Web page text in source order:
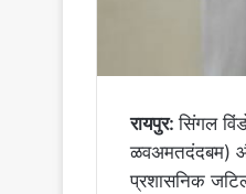
रायपुर:सिंगल
ळवअमतदंदबम)
प्रशासनिक